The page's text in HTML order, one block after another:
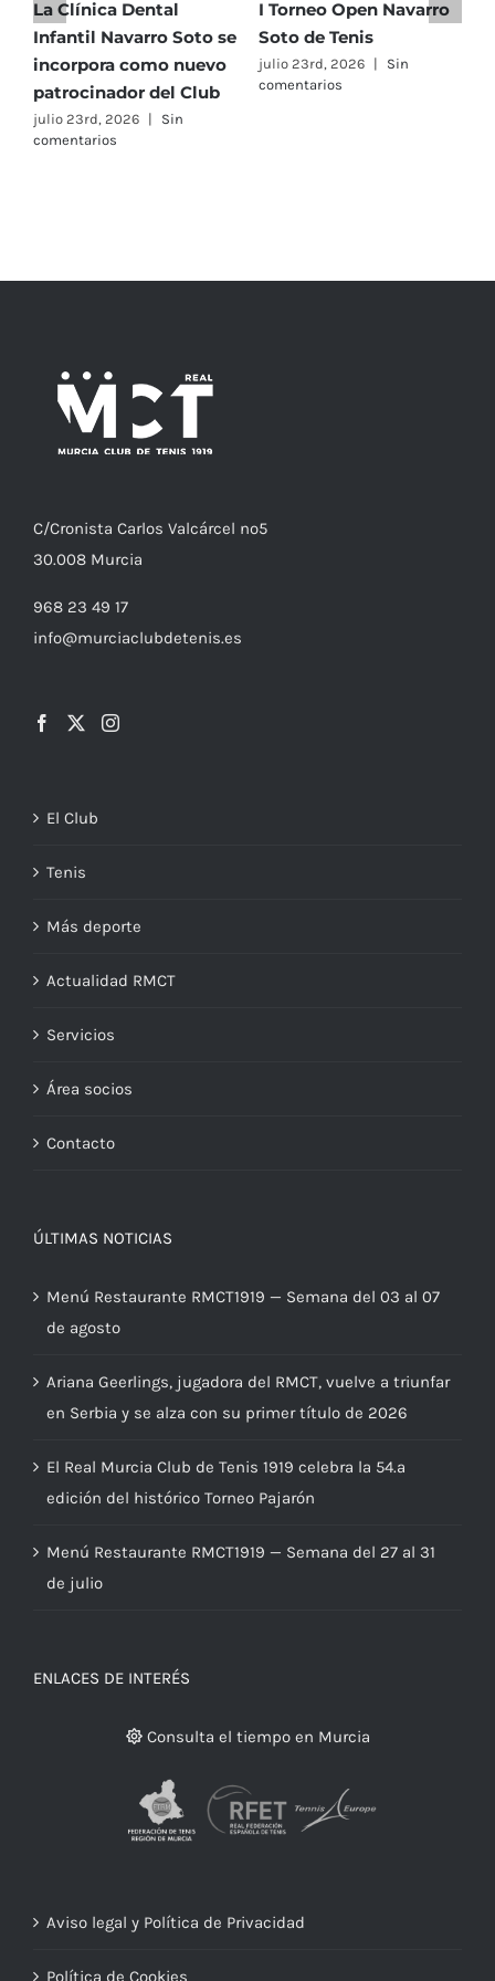
un
motivo
de
La Clínica Dental
Infantil Navarro Soto se
incorpora como nuevo
patrocinador del Club
julio 23rd, 2026
Sin
comentarios
I Torneo Open Navarro
Soto de Tenis
julio 23rd, 2026
Sin
comentarios
C/Cronista Carlos Valcárcel nº5
30.008 Murcia
968 23 49 17
info@murciaclubdetenis.es
El Club
Tenis
Más deporte
Actualidad RMCT
Servicios
Área socios
Contacto
ÚLTIMAS NOTICIAS
Menú Restaurante RMCT1919 — Semana del 03 al 07
de agosto
Ariana Geerlings, jugadora del RMCT, vuelve a triunfar
en Serbia y se alza con su primer título de 2026
El Real Murcia Club de Tenis 1919 celebra la 54.ª
edición del histórico Torneo Pajarón
Menú Restaurante RMCT1919 — Semana del 27 al 31
de julio
ENLACES DE INTERÉS
Consulta el tiempo en Murcia
Aviso legal y Política de Privacidad